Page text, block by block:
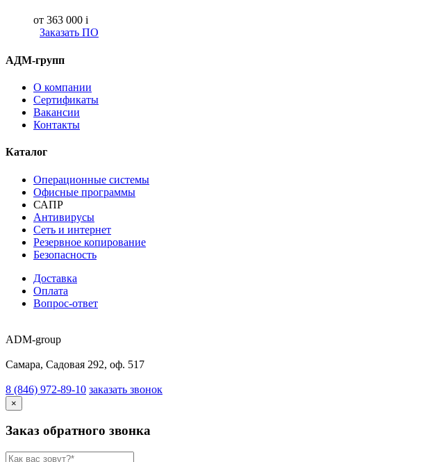
от 363 000 i
Заказать ПО
АДМ-групп
О компании
Сертификаты
Вакансии
Контакты
Каталог
Операционные системы
Офисные программы
САПР
Антивирусы
Сеть и интернет
Резервное копирование
Безопасность
Доставка
Оплата
Вопрос-ответ
ADM-group
Самара, Садовая 292, оф. 517
8 (846) 972-89-10 заказать звонок
×
Заказ обратного звонка